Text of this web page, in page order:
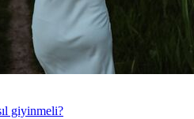
giyinmeli?